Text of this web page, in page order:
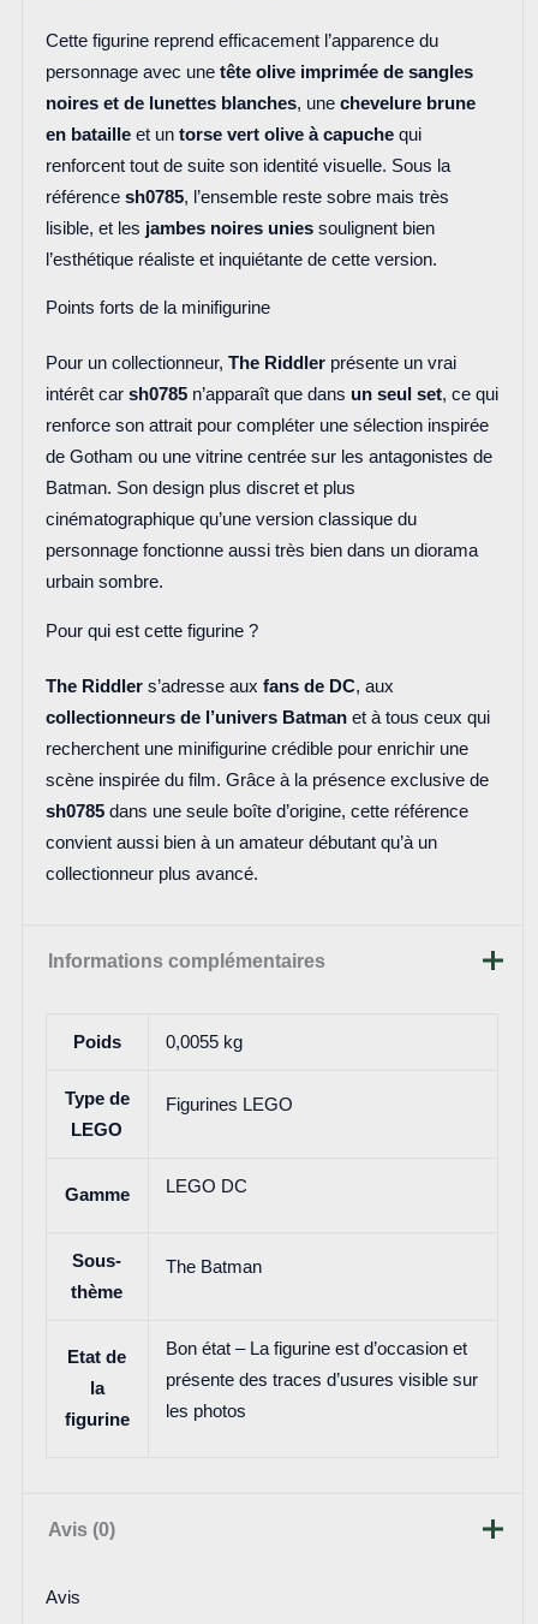
Cette figurine reprend efficacement l’apparence du
personnage avec une tête olive imprimée de sangles
noires et de lunettes blanches, une chevelure brune
en batailleet un torse vert olive à capuchequi
renforcent tout de suite son identité visuelle. Sous la
référence sh0785, l’ensemble reste sobre mais très
lisible, et les jambes noires uniessoulignent bien
l’esthétique réaliste et inquiétante de cette version.
Points forts de la minifigurine
Pour un collectionneur, The Riddlerprésente un vrai
intérêt car sh0785n’apparaît que dans un seul set, ce qui
renforce son attrait pour compléter une sélection inspirée
de Gotham ou une vitrine centrée sur les antagonistes de
Batman. Son design plus discret et plus
cinématographique qu’une version classique du
personnage fonctionne aussi très bien dans un diorama
urbain sombre.
Pour qui est cette figurine ?
The Riddlers’adresse aux fans de DC, aux
collectionneurs de l’univers Batmanet à tous ceux qui
recherchent une minifigurine crédible pour enrichir une
scène inspirée du film. Grâce à la présence exclusive de
sh0785dans une seule boîte d’origine, cette référence
convient aussi bien à un amateur débutant qu’à un
collectionneur plus avancé.
Informations complémentaires
Poids 0,0055 kg
Type de
LEGO
Figurines LEGO
Gamme LEGO DC
Sous-
thème
The Batman
Etat de
la
figurine
Bon état – La figurine est d’occasion et
présente des traces d’usures visible sur
les photos
Avis (0)
Avis